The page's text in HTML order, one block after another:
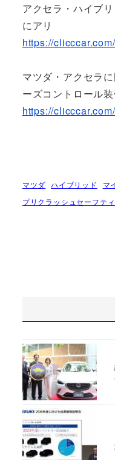
アクセラ・ハイブ
にアリ
https://
マツダ・アクセラ
ーズコントロール
https://
マツダ ハイブリッド マ
プリクラッシュセーフティ